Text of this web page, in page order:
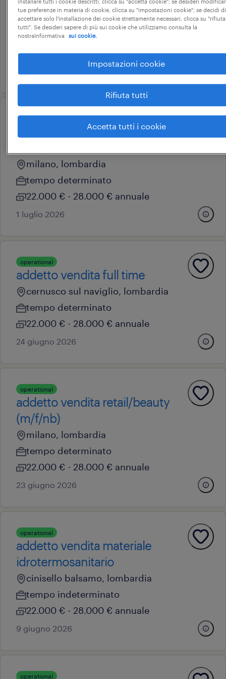
arredamento
milano, lombardia
tempo determinato
22.000 € - 28.000 € annuale
26 giugno 2026
addetto vendite full time linate
milano, lombardia
tempo determinato
22.000 € - 28.000 € annuale
1 luglio 2026
operational
addetto vendita full time
cernusco sul naviglio, lombardia
tempo determinato
22.000 € - 28.000 € annuale
24 giugno 2026
operational
addetto vendita retail/beauty
(m/f/nb)
milano, lombardia
tempo determinato
22.000 € - 28.000 € annuale
23 giugno 2026
operational
addetto vendita materiale
idrotermosanitario
cinisello balsamo, lombardia
tempo indeterminato
22.000 € - 28.000 € annuale
9 giugno 2026
operational
installare tutti i cookie descritti, clicca su "accetta cookie"; se desideri
tue preferenze in materia di cookie, clicca su "impostazioni cookie"; se decidi di
accettare solo l'installazione dei cookie strettamente necessari, clicca su "rifiuta
tutti". Se desideri sapere di più sui cookie che utilizziamo consulta la
nostraInformativa
sui cookie.
Impostazioni cookie
Rifiuta tutti
Accetta tutti i cookie